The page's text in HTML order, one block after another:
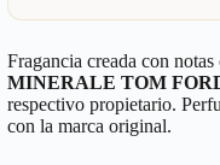
Fragancia creada con
MINERALE TOM
respectivo propietario.
con la marca original.